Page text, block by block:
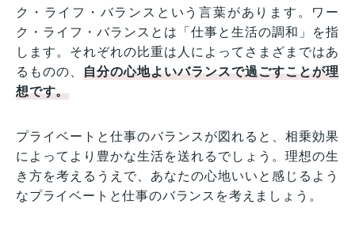
ク・ライフ・バランスという言葉があります。ワー
ク・ライフ・バランスとは「仕事と生活の調和」を指
します。それぞれの比重は人によってさまざまではあ
るものの、自分の心地よいバランスで過ごすことが理
想です。
プライベートと仕事のバランスが図れると、相乗効果
によってより豊かな生活を送れるでしょう。理想の生
き方を考えるうえで、あなたの心地いいと感じるよう
なプライベートと仕事のバランスを考えましょう。